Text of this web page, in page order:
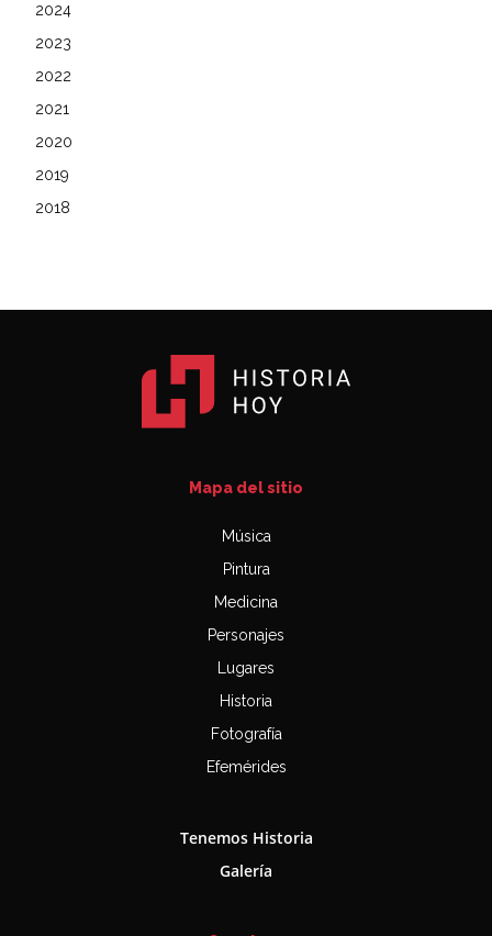
2024
2023
2022
2021
2020
2019
2018
Mapa del sitio
Música
Pintura
Medicina
Personajes
Lugares
Historia
Fotografía
Efemérides
Tenemos Historia
Galería